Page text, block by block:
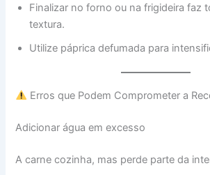
Finalizar no forno ou na frigideira faz
textura.
Utilize páprica defumada para
Erros que Podem Comprometer a
Adicionar água em excesso
A carne cozinha, mas perde parte da